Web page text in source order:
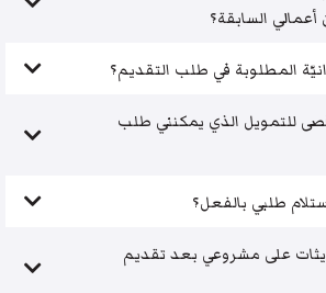
السابقة؟
المطلوبة في طلب التقديم؟
للتمويل الذي يمكنني طلب
طلبي بالفعل؟
على مشروعي بعد تقديم